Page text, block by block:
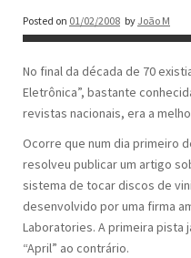
Posted on 01/02/2008 by João M
No final da década de 70
Eletrônica”, bastante
revistas nacionais, era a
Ocorre que num dia primeiro
resolveu publicar um artigo
sistema de tocar discos de
desenvolvido por uma firma
Laboratories. A primeira pista
“April” ao contrário.